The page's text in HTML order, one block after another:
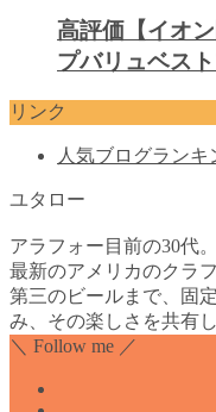
高評価【イオ
プバリュベス
リンク
人気ブログランキ
ユタロー
アラフォー目前の30代
最新のアメリカのクラ
第三のビールまで、固
み、その楽しさを共有
＼ Follow me ／